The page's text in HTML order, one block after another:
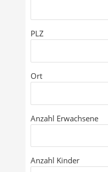
PLZ
Ort
Anzahl Erwachsene
Anzahl Kinder